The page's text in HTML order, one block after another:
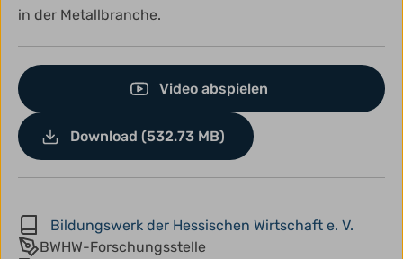
in der Metallbranche.
Video abspielen
Download (532.73 MB)
Bildungswerk der Hessischen Wirtschaft e. V.
BWHW-Forschungsstelle